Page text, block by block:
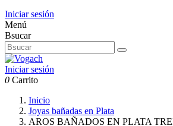
Iniciar sesión
Menú
Bsucar
Iniciar sesión
0 Carrito
Inicio
Joyas bañadas en Plata
AROS BAÑADOS EN PLATA